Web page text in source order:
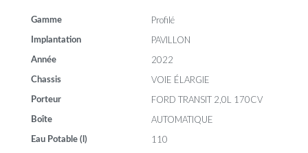
Gamme Profilé
Implantation PAVILLON
Année 2022
Chassis VOIE ÉLARGIE
Porteur FORD TRANSIT 2,0L 170CV
Boîte AUTOMATIQUE
Eau Potable (l) 110